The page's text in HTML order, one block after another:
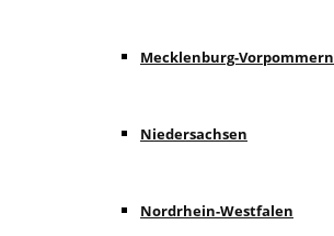
Mecklenburg-Vorpommern
Niedersachsen
Nordrhein-Westfalen